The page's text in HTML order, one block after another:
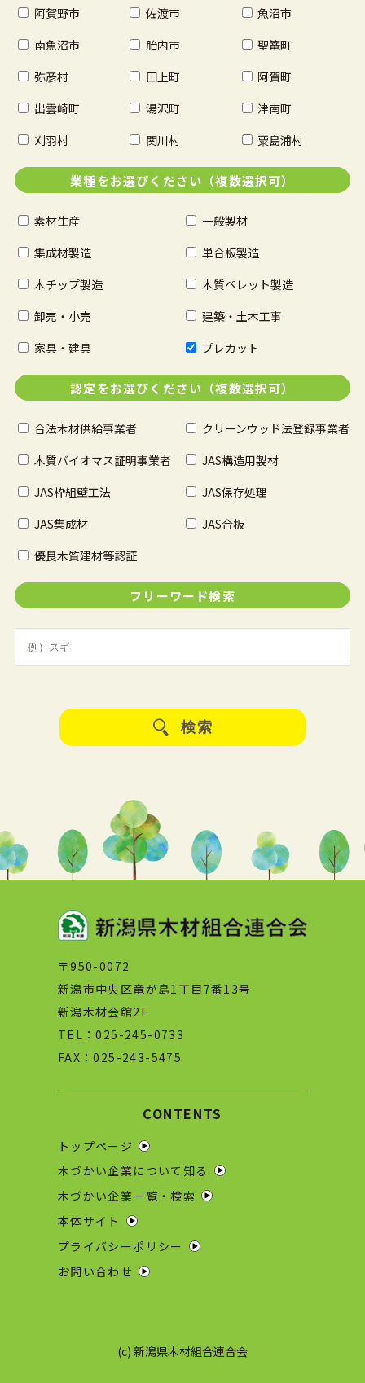
阿賀野市
佐渡市
魚沼市
南魚沼市
胎内市
聖篭町
弥彦村
田上町
阿賀町
出雲崎町
湯沢町
津南町
刈羽村
関川村 粟島浦村
業種をお選びください（複数選択可）
素材生産
一般製材
集成材製造
単合板製造
木チップ製造
木質ペレット製造
卸売・小売
建築・土木工事
家具・建具
プレカット
認定をお選びください（複数選択可）
合法木材供給事業者
クリーンウッド法登録事業者
木質バイオマス証明事業者
JAS構造用製材
JAS枠組壁工法
JAS保存処理
JAS集成材
JAS合板
優良木質建材等認証
フリーワード検索
検索
〒950-0072
新潟市中央区竜が島1丁目7番13号
新潟木材会館2F
TEL：025-245-0733
FAX：025-243-5475
CONTENTS
トップページ
木づかい企業について知る
木づかい企業一覧・検索
本体サイト
プライバシーポリシー
お問い合わせ
(c) 新潟県木材組合連合会